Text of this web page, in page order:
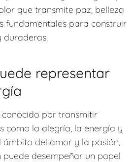
que transmite paz, belleza
fundamentales para construir
duraderas.
representar
conocido por transmitir
como la alegría, la energía y
ámbito del amor y la pasión,
puede desempeñar un papel